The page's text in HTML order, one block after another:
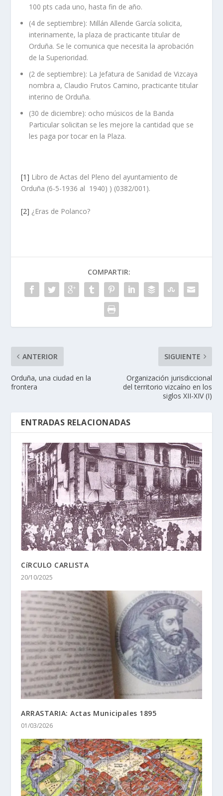
100 pts cada uno, hasta fin de año.
(4 de septiembre): Millán Allende García solicita,
interinamente, la plaza de practicante titular de
Orduña. Se le comunica que necesita la aprobación
de la Superioridad.
(2 de septiembre): La Jefatura de Sanidad de Vizcaya
nombra a, Claudio Frutos Camino, practicante titular
interino de Orduña.
(30 de diciembre): ocho músicos de la Banda
Particular solicitan se les mejore la cantidad que se
les paga por tocar en la Plaza.
[1] Libro de Actas del Pleno del ayuntamiento de
Orduña (6-5-1936 al 1940) ) (0382/001).
[2] ¿Eras de Polanco?
COMPARTIR:
ANTERIOR
Orduña, una ciudad en la
frontera
SIGUIENTE
Organización jurisdiccional
del territorio vizcaí­no en los
siglos XII-XIV (I)
ENTRADAS RELACIONADAS
CíRCULO CARLISTA
20/10/2025
ARRASTARIA: Actas Municipales 1895
01/03/2026